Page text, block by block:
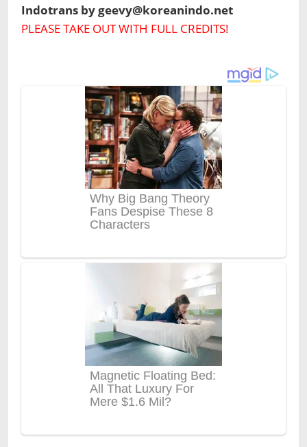
Indotrans by geevy@koreanindo.net
PLEASE TAKE OUT WITH FULL CREDITS!